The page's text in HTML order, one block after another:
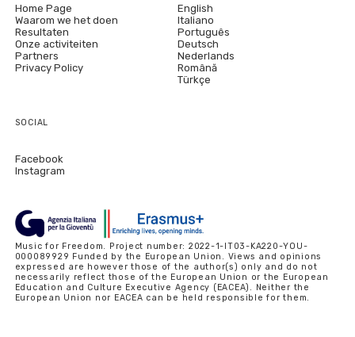
Music for Freedom. Project number: 2022-1-IT03-KA220-YOU-
000089929 Funded by the European Union. Views and opinions
expressed are however those of the author(s) only and do not
necessarily reflect those of the European Union or the European
Education and Culture Executive Agency (EACEA). Neither the
European Union nor EACEA can be held responsible for them.
Home Page
Waarom we het doen
Resultaten
Onze activiteiten
Partners
Privacy Policy
English
Italiano
Português
Deutsch
Nederlands
Română
Türkçe
SOCIAL
Facebook
Instagram